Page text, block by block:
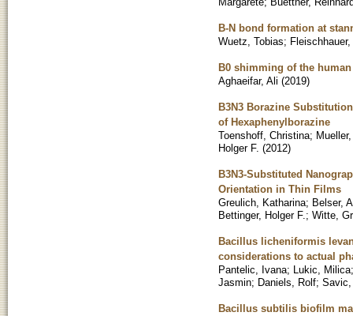
B-N bond formation at
Wuetz, Tobias;
B0 shimming of the
Aghaeifar, Ali (2019)
B3N3 Borazine
of Hexaphenylborazine
Toenshoff, Christina;
Holger F. (2012)
B3N3-Substituted
Orientation in Thin Films
Greulich, Katharina; Belser,
Bettinger, Holger F. ; Witte,
Bacillus licheniformis
considerations to actual
Pantelic, Ivana; Lukic, Milica
Jasmin; Daniels, Rolf; Savic,
Bacillus subtilis biofilm